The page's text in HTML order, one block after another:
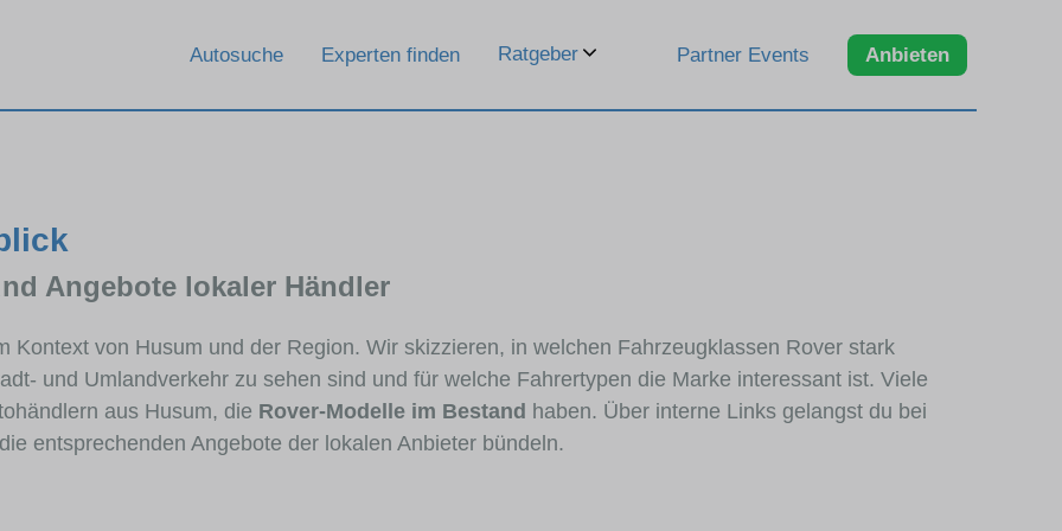
Autosuche Experten finden Ratgeber Partner Events Anbieten
Angebote lokaler Händler
Kontext von Husum und der Region. Wir skizzieren, in welchen Fahrzeugklassen Rover stark
und Umlandverkehr zu sehen sind und für welche Fahrertypen die Marke interessant ist. Viele
aus Husum, die Rover-Modelle im Bestand haben. Über interne Links gelangst du bei
entsprechenden Angebote der lokalen Anbieter bündeln.